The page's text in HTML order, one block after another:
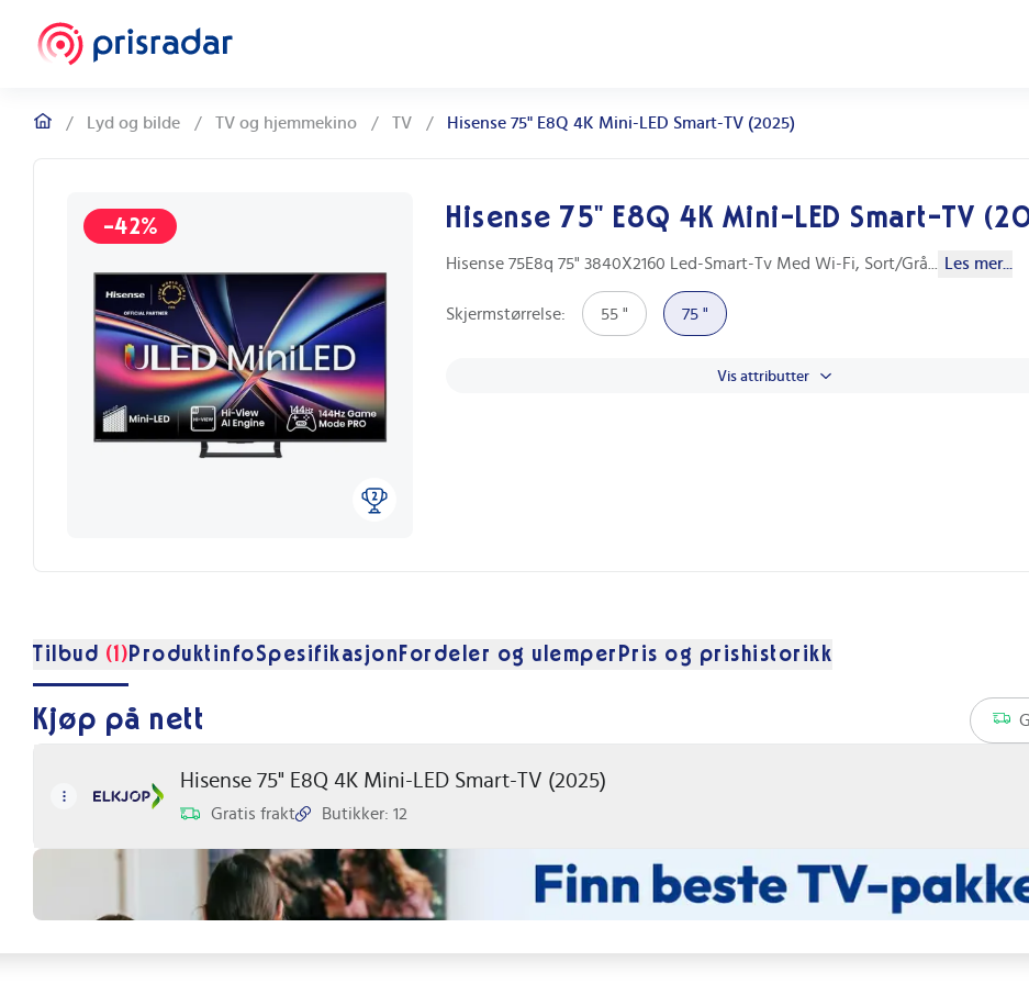
/ Lyd og bilde / TV og hjemmekino / TV / Hisense 75" E8Q 4K Mini-LED Smart-TV (2025)
-42% Hisense 75" E8Q 4K Mini-LED Smart-TV
Hisense 75E8q 75" 3840X2160 Led-Smart-Tv Med Wi-Fi, Sort/Grå Les mer...
Skjermstørrelse: 55 " 75 "
Vis attributter
Tilbud (1) ProduktinfoSpesifikasjon Fordeler og ulemper Pris og prishistorikk
Kjøp på nett
Hisense 75" E8Q 4K Mini-LED Smart-TV (2025)
Gratis frakt Butikker: 12